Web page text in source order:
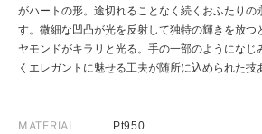
がハートの形。途切れることなく続くおふたりの
す。微細な凹凸が光を反射して独特の輝きを放つ
ヤモンドがキラリと光る。手の一部のようになじ
くエレガントに魅せる工夫が随所に込められた技
MATERIAL Pt950